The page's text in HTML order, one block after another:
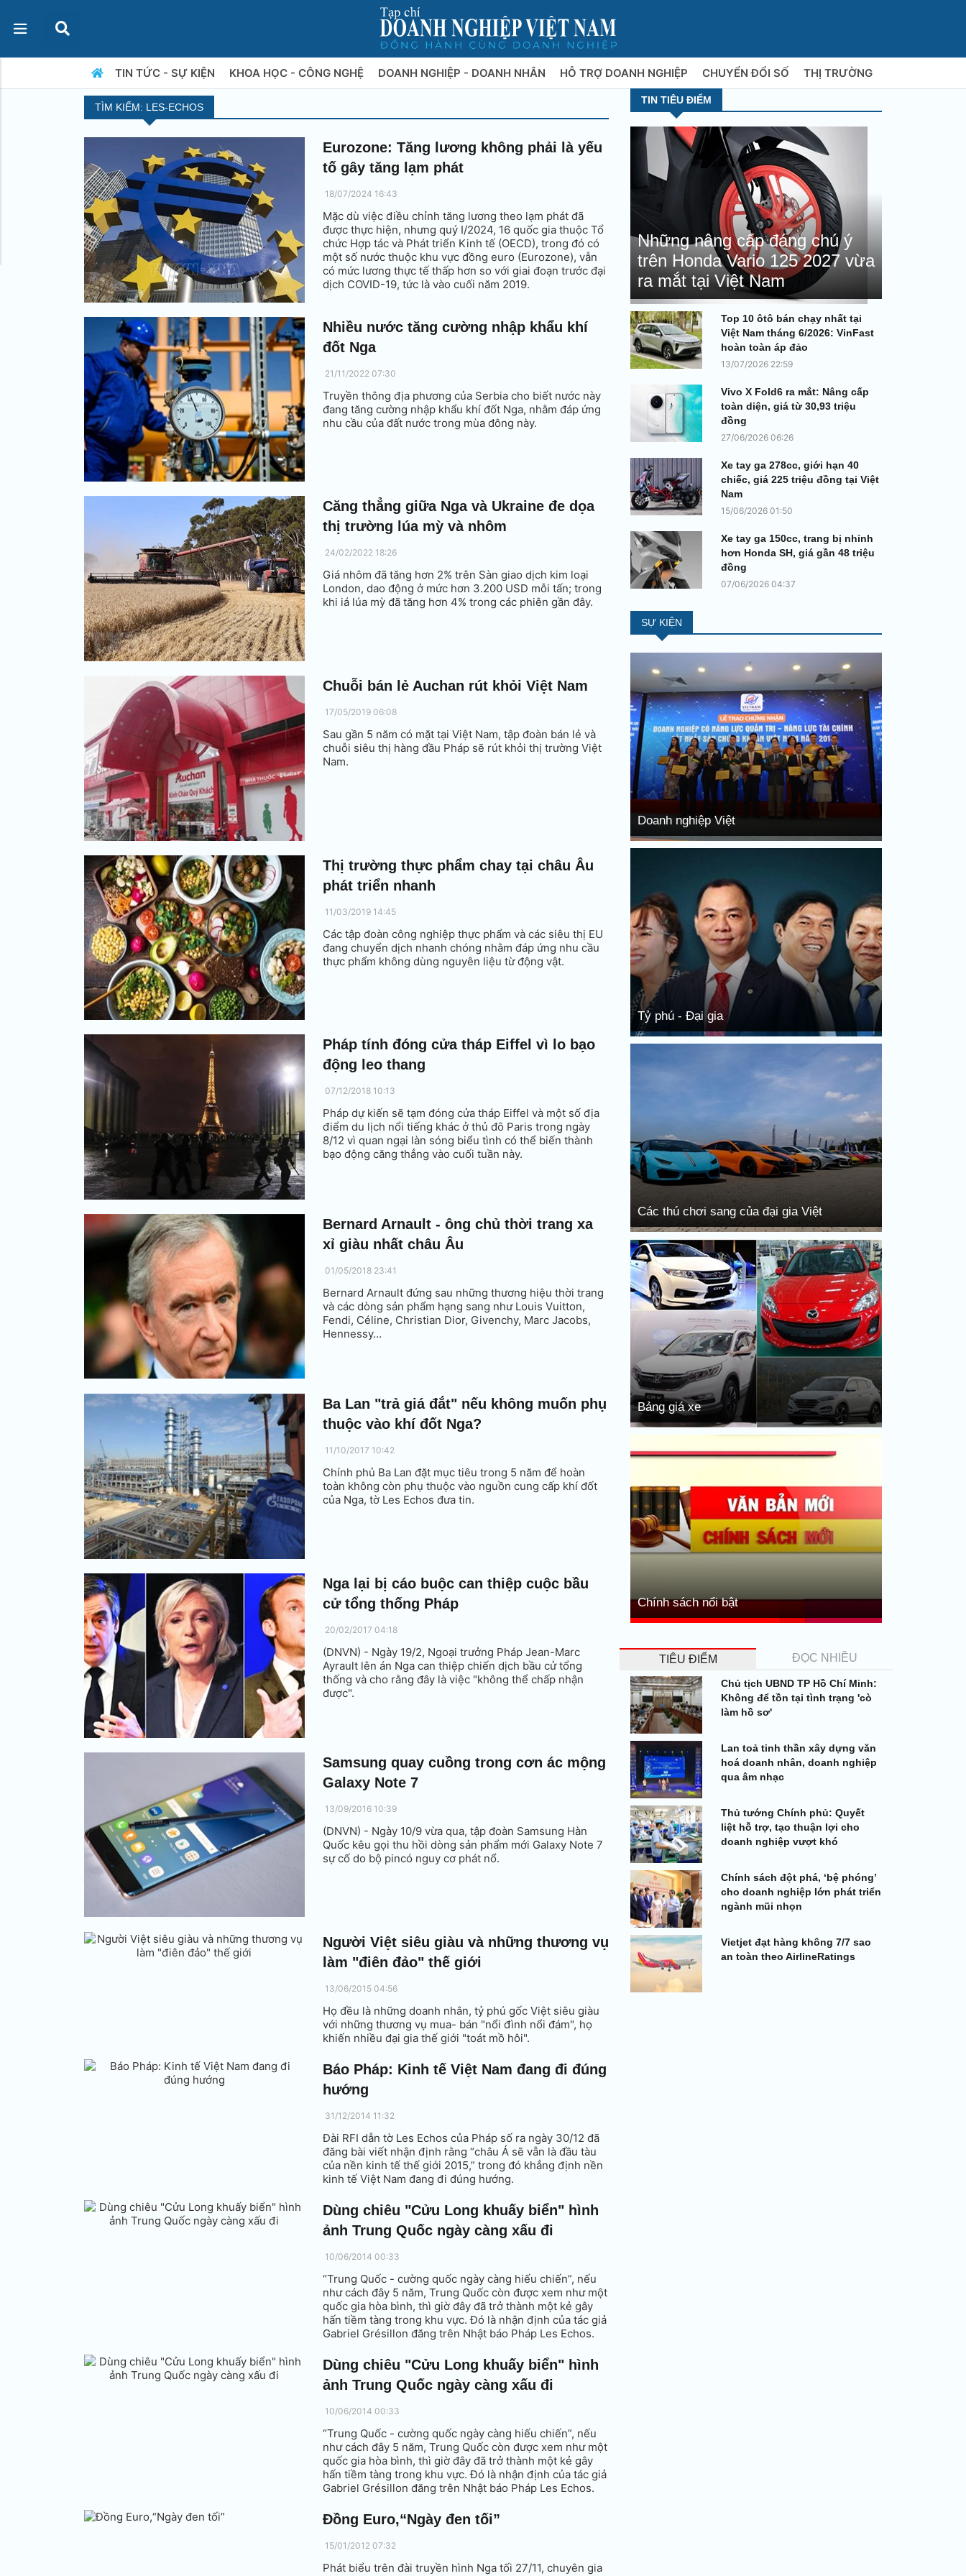
TIN TỨC - SỰ KIỆN KHOA HỌC - CÔNG NGHỆ DOANH NGHIỆP - DOANH NHÂN HỖ TRỢ DOANH NGHIỆP CHUYỂN ĐỔI SỐ THỊ TRƯỜNG
TÌM KIẾM: LES-ECHOS
Eurozone: Tăng lương không phải là yếu
tố gây tăng lạm phát
18/07/2024 16:43
Mặc dù việc điều chỉnh tăng lương theo lạm phát đã
được thực hiện, nhưng quý I/2024, 16 quốc gia thuộc Tổ
chức Hợp tác và Phát triển Kinh tế (OECD), trong đó có
một số nước thuộc khu vực đồng euro (Eurozone), vẫn
có mức lương thực tế thấp hơn so với giai đoạn trước đại
dịch COVID-19, tức là vào cuối năm 2019.
Nhiều nước tăng cường nhập khẩu khí
đốt Nga
21/11/2022 07:30
Truyền thông địa phương của Serbia cho biết nước này
đang tăng cường nhập khẩu khí đốt Nga, nhằm đáp ứng
nhu cầu của đất nước trong mùa đông này.
Căng thẳng giữa Nga và Ukraine đe dọa
thị trường lúa mỳ và nhôm
24/02/2022 18:26
Giá nhôm đã tăng hơn 2% trên Sàn giao dịch kim loại
London, dao động ở mức hơn 3.200 USD mỗi tấn; trong
khi iá lúa mỳ đã tăng hơn 4% trong các phiên gần đây.
Chuỗi bán lẻ Auchan rút khỏi Việt Nam
17/05/2019 06:08
Sau gần 5 năm có mặt tại Việt Nam, tập đoàn bán lẻ và
chuỗi siêu thị hàng đầu Pháp sẽ rút khỏi thị trường Việt
Nam.
Thị trường thực phẩm chay tại châu Âu
phát triển nhanh
11/03/2019 14:45
Các tập đoàn công nghiệp thực phẩm và các siêu thị EU
đang chuyển dịch nhanh chóng nhằm đáp ứng nhu cầu
thực phẩm không dùng nguyên liệu từ động vật.
Pháp tính đóng cửa tháp Eiffel vì lo bạo
động leo thang
07/12/2018 10:13
Pháp dự kiến sẽ tạm đóng cửa tháp Eiffel và một số địa
điểm du lịch nổi tiếng khác ở thủ đô Paris trong ngày
8/12 vì quan ngại làn sóng biểu tình có thể biến thành
bạo động căng thẳng vào cuối tuần này.
Bernard Arnault - ông chủ thời trang xa
xỉ giàu nhất châu Âu
01/05/2018 23:41
Bernard Arnault đứng sau những thương hiệu thời trang
và các dòng sản phẩm hạng sang như Louis Vuitton,
Fendi, Céline, Christian Dior, Givenchy, Marc Jacobs,
Hennessy…
Ba Lan "trả giá đắt" nếu không muốn phụ
thuộc vào khí đốt Nga?
11/10/2017 10:42
Chính phủ Ba Lan đặt mục tiêu trong 5 năm để hoàn
toàn không còn phụ thuộc vào nguồn cung cấp khí đốt
của Nga, tờ Les Echos đưa tin.
Nga lại bị cáo buộc can thiệp cuộc bầu
cử tổng thống Pháp
20/02/2017 04:18
(DNVN) - Ngày 19/2, Ngoại trưởng Pháp Jean-Marc
Ayrault lên án Nga can thiệp chiến dịch bầu cử tổng
thống và cho rằng đây là việc "không thể chấp nhận
được".
Samsung quay cuồng trong cơn ác mộng
Galaxy Note 7
13/09/2016 10:39
(DNVN) - Ngày 10/9 vừa qua, tập đoàn Samsung Hàn
Quốc kêu gọi thu hồi dòng sản phẩm mới Galaxy Note 7
sự cố do bộ pincó nguy cơ phát nổ.
Người Việt siêu giàu và những thương vụ
làm "điên đảo" thế giới
13/06/2015 04:56
Họ đều là những doanh nhân, tỷ phú gốc Việt siêu giàu
với những thương vụ mua- bán "nổi đình nổi đám", họ
khiến nhiều đại gia thế giới "toát mồ hôi".
Báo Pháp: Kinh tế Việt Nam đang đi đúng
hướng
31/12/2014 11:32
Đài RFI dẫn tờ Les Echos của Pháp số ra ngày 30/12 đã
đăng bài viết nhận định rằng “châu Á sẽ vẫn là đầu tàu
của nền kinh tế thế giới 2015,” trong đó khẳng định nền
kinh tế Việt Nam đang đi đúng hướng.
Dùng chiêu "Cửu Long khuấy biển" hình
ảnh Trung Quốc ngày càng xấu đi
10/06/2014 00:33
“Trung Quốc - cường quốc ngày càng hiếu chiến”, nếu
như cách đây 5 năm, Trung Quốc còn được xem như một
quốc gia hòa bình, thì giờ đây đã trở thành một kẻ gây
hấn tiềm tàng trong khu vực. Đó là nhận định của tác giả
Gabriel Grésillon đăng trên Nhật báo Pháp Les Echos.
Dùng chiêu "Cửu Long khuấy biển" hình
ảnh Trung Quốc ngày càng xấu đi
10/06/2014 00:33
“Trung Quốc - cường quốc ngày càng hiếu chiến”, nếu
như cách đây 5 năm, Trung Quốc còn được xem như một
quốc gia hòa bình, thì giờ đây đã trở thành một kẻ gây
hấn tiềm tàng trong khu vực. Đó là nhận định của tác giả
Gabriel Grésillon đăng trên Nhật báo Pháp Les Echos.
Đồng Euro,“Ngày đen tối”
15/01/2012 07:32
Phát biểu trên đài truyền hình Nga tối 27/11, chuyên gia
TIN TIÊU ĐIỂM
Những nâng cấp đáng chú ý
trên Honda Vario 125 2027 vừa
ra mắt tại Việt Nam
Top 10 ôtô bán chạy nhất tại
Việt Nam tháng 6/2026: VinFast
hoàn toàn áp đảo
13/07/2026 22:59
Vivo X Fold6 ra mắt: Nâng cấp
toàn diện, giá từ 30,93 triệu
đồng
27/06/2026 06:26
Xe tay ga 278cc, giới hạn 40
chiếc, giá 225 triệu đồng tại Việt
Nam
15/06/2026 01:50
Xe tay ga 150cc, trang bị nhỉnh
hơn Honda SH, giá gần 48 triệu
đồng
07/06/2026 04:37
SỰ KIỆN
Doanh nghiệp Việt
Tỷ phú - Đại gia
Các thú chơi sang của đại gia Việt
Bảng giá xe
Chính sách nổi bật
TIÊU ĐIỂM ĐỌC NHIỀU
Chủ tịch UBND TP Hồ Chí Minh:
Không để tồn tại tình trạng 'cò
làm hồ sơ'
Lan toả tinh thần xây dựng văn
hoá doanh nhân, doanh nghiệp
qua âm nhạc
Thủ tướng Chính phủ: Quyết
liệt hỗ trợ, tạo thuận lợi cho
doanh nghiệp vượt khó
Chính sách đột phá, ‘bệ phóng’
cho doanh nghiệp lớn phát triển
ngành mũi nhọn
Vietjet đạt hàng không 7/7 sao
an toàn theo AirlineRatings